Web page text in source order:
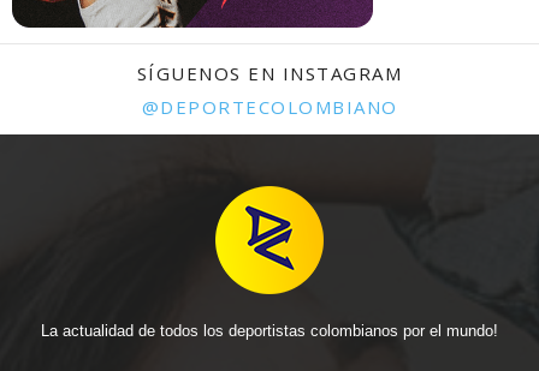
SÍGUENOS EN INSTAGRAM
@DEPORTECOLOMBIANO
La actualidad de todos los deportistas colombianos por el mundo!